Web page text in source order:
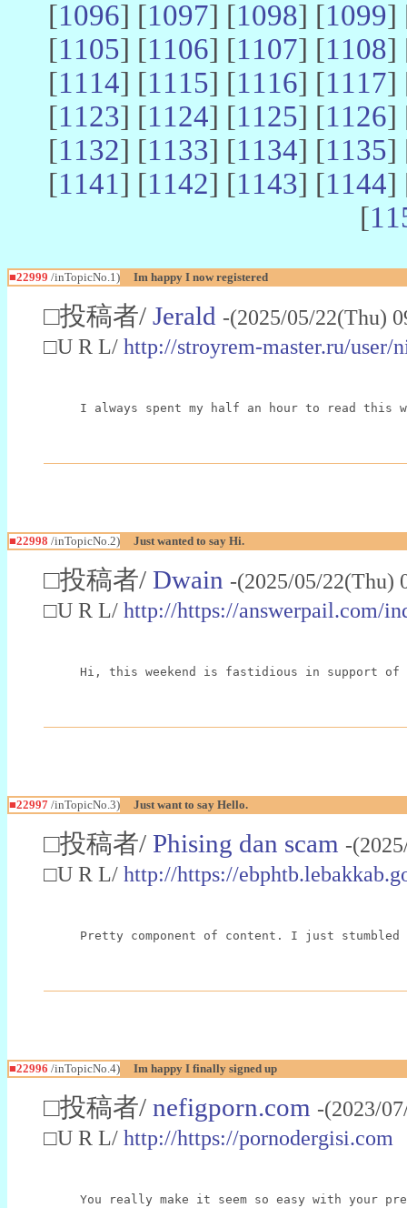
[1096] [1097] [1098] [1099]
[1105] [1106] [1107] [1108]
[1114] [1115] [1116] [1117]
[1123] [1124] [1125] [1126]
[1132] [1133] [1134] [1135]
[1141] [1142] [1143] [1144]
[
■22999 /inTopicNo.1) Im happy I now registered
□投稿者/ Jerald -(2025/05/22(Thu)
□U R L/ http://stroyrem-master.ru/user/
I always spent my half an hour to read
■22998 /inTopicNo.2) Just wanted to say Hi.
□投稿者/ Dwain -(2025/05/
□U R L/ http://https://answerpail.com/
Hi, this weekend is fastidious in support of
■22997 /inTopicNo.3) Just want to say Hello.
□投稿者/ Phising dan scam -
□U R L/ http://https://
Pretty component of content. I just
■22996 /inTopicNo.4) Im happy I finally signed up
□投稿者/ nefigporn.com -(2023/
□U R L/ http://https://pornodergisi.com
You really make it seem so easy with your